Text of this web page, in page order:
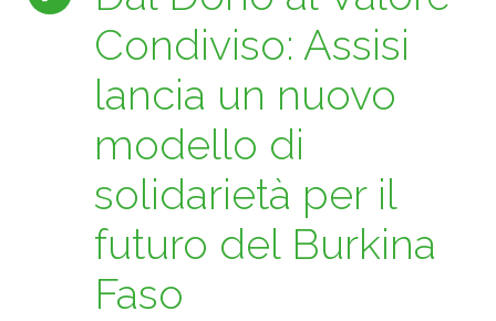
Condiviso: Assisi
lancia un nuovo
modello di
solidarietà per il
futuro del Burkina
Faso